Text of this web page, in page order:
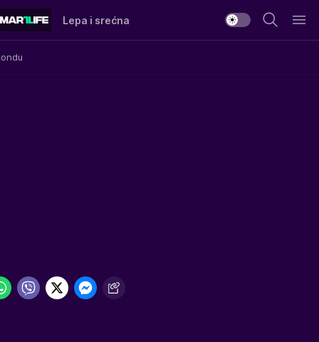
Lepa i srećna